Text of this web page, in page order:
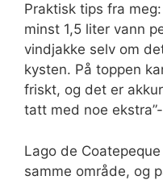
Praktisk tips fra
minst 1,5 liter vann
vindjakke selv om
kysten. På toppen
friskt, og det er
tatt med noe
Lago de
samme område, og